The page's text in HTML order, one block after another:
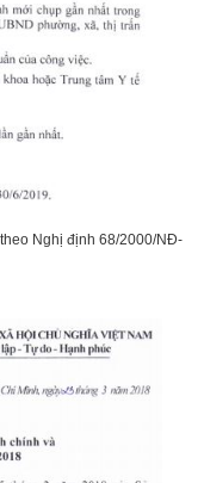
Nghị định 68/2000/NĐ-